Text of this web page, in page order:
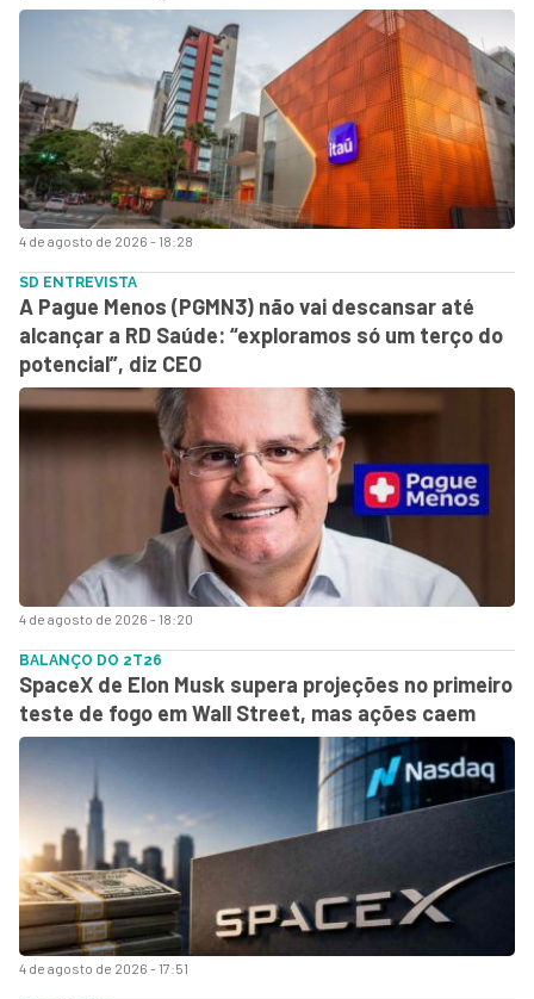
4 de agosto de 2026 - 18:28
4 de agosto de 2026 - 18:20
SD ENTREVISTA
A Pague Menos (PGMN3) não vai descansar até
alcançar a RD Saúde: “exploramos só um terço do
potencial”, diz CEO
4 de agosto de 2026 - 17:51
BALANÇO DO 2T26
SpaceX de Elon Musk supera projeções no primeiro
teste de fogo em Wall Street, mas ações caem